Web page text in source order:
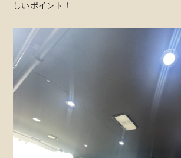
しいポイント！